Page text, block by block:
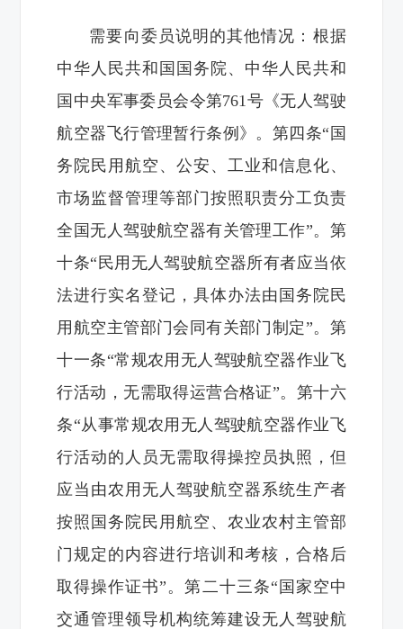
需要向委员说明的其他情况：根据
中华人民共和国国务院、中华人民共和
国中央军事委员会令第761号《无人驾驶
航空器飞行管理暂行条例》。第四条“国
务院民用航空、公安、工业和信息化、
市场监督管理等部门按照职责分工负责
全国无人驾驶航空器有关管理工作”。第
十条“民用无人驾驶航空器所有者应当依
法进行实名登记，具体办法由国务院民
用航空主管部门会同有关部门制定”。第
十一条“常规农用无人驾驶航空器作业飞
行活动，无需取得运营合格证”。第十六
条“从事常规农用无人驾驶航空器作业飞
行活动的人员无需取得操控员执照，但
应当由农用无人驾驶航空器系统生产者
按照国务院民用航空、农业农村主管部
门规定的内容进行培训和考核，合格后
取得操作证书”。第二十三条“国家空中
交通管理领导机构统筹建设无人驾驶航